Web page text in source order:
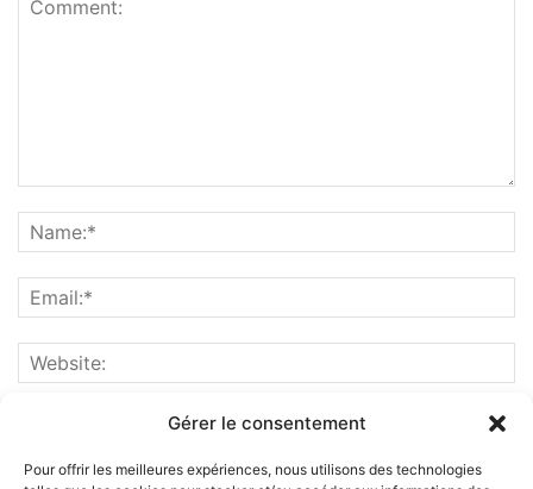
Gérer le consentement
Pour offrir les meilleures expériences, nous utilisons des technologies